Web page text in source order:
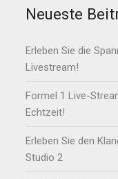
Neueste
Erleben Sie die
Livestream!
Formel 1 Live-
Echtzeit!
Erleben Sie den
Studio 2